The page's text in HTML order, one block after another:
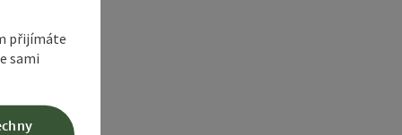
přijímáte
sami